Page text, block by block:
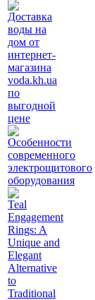
Доставка
воды на
дом от
интернет-
магазина
voda.kh.ua
по
выгодной
цене
Особенности
современного
электрощитового
оборудования
Teal
Engagement
Rings: A
Unique and
Elegant
Alternative
to
Traditional